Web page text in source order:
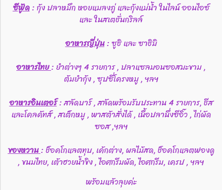
ซีฟู้ด: กุ้ง ปลาหมึก หอยแมลงภู่ และกุ้งแม่น้ำ ในไลน์ ออนไอซ์
และ ในสเตชั่นกริลล์
อาหารญี่ปุ่น: ซูชิ และ ซาชิมิ
อาหารไทย: ยำต่างๆ 4 รายการ , ปลาแซลมอนซอสมะขาม ,
ต้มยำกุ้ง , ซุปซี่โครงหมู , ฯลฯ
อาหารอินเตอร์: สลัดบาร์ , สลัดพร้อมรับประทาน 4 รายการ, ชีส
และโคลคัทส์ , สเต็กหมู , พาสต้าสั่งได้ , เนื้อปลานึ่งซีอิ๊ว , ไก่ผัด
ซอส ,ฯลฯ
ของหวาน: ช็อคโกแลตทุบ, เค้กต่าง, ผลไม้สด, ช็อคโกแลตฟองดู
, ขนมไทย, เต้าฮวยน้ำขิง , ไอศกรีมผัด, ไอศกรีม, เครป , ฯลฯ
พร้อมแล้วลุยค่ะ